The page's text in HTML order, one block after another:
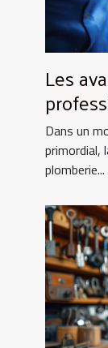
Les
pour
Dans un
primordial,
plomberie...